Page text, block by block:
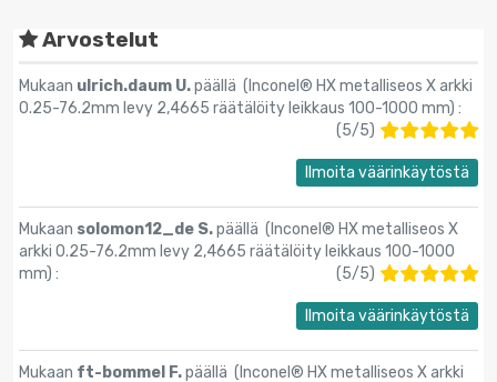
Arvostelut
Mukaan ulrich.daum U.päällä (Inconel® HX metalliseos X arkki
0.25-76.2mm levy 2,4665 räätälöity leikkaus 100-1000 mm) :
(5/5)
Ilmoita väärinkäytöstä
Mukaan solomon12_de S.päällä (Inconel® HX metalliseos X
arkki 0.25-76.2mm levy 2,4665 räätälöity leikkaus 100-1000
mm) : (5/5)
Ilmoita väärinkäytöstä
Mukaan ft-bommel F.päällä (Inconel® HX metalliseos X arkki